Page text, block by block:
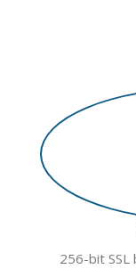
256-bit SSL